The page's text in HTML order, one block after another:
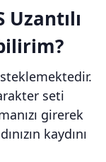
seti
girerek
kaydını